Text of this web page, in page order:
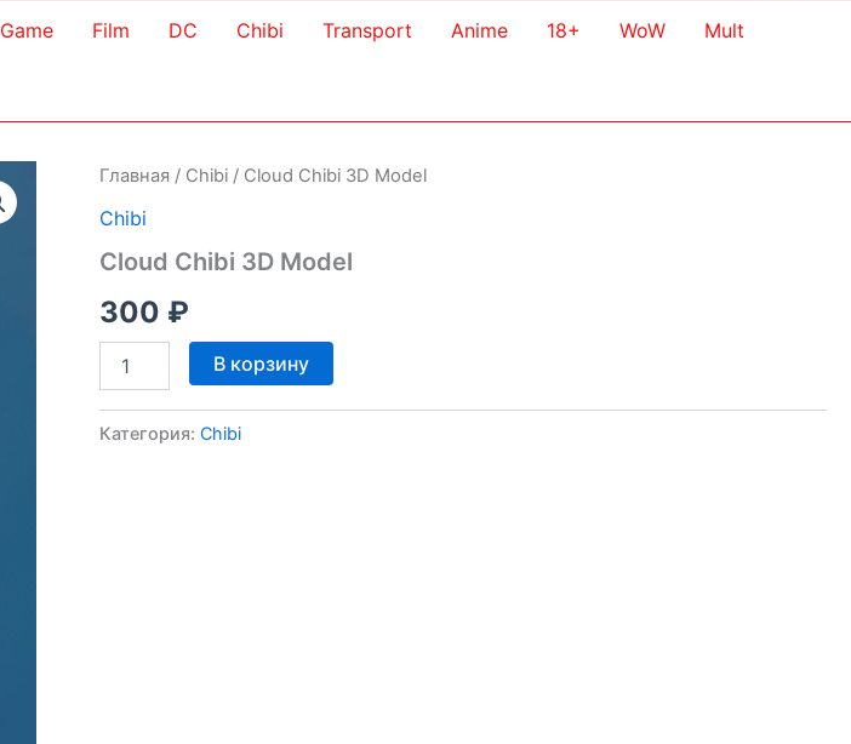
Game Film DC Chibi Transport Anime 18+ WoW Mult
Главная / Chibi / Cloud Chibi 3D Model
Chibi
Cloud Chibi 3D Model
300 ₽
Количество
товара
Chibi
В корзину
Категория:Chibi